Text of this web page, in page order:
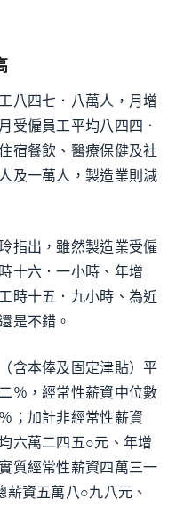
八四七．八萬人，月增
受僱員工平均八四四．
宿餐飲、醫療保健及社
及一萬人，製造業則減
指出，雖然製造業受僱
十六．一小時、年增
時十五．九小時、為近
是不錯。
含本俸及固定津貼）平
％，經常性薪資中位數
；加計非經常性薪資
六萬二四五○元、年增
質經常性薪資四萬三一
資五萬八○九八元、